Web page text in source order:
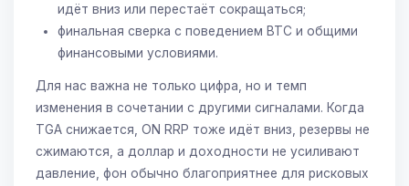
идёт вниз или перестаёт сокращаться;
финальная сверка с поведением BTC и общими
финансовыми условиями.
Для нас важна не только цифра, но и темп
изменения в сочетании с другими сигналами. Когда
TGA снижается, ON RRP тоже идёт вниз, резервы не
сжимаются, а доллар и доходности не усиливают
давление, фон обычно благоприятнее для рисковых